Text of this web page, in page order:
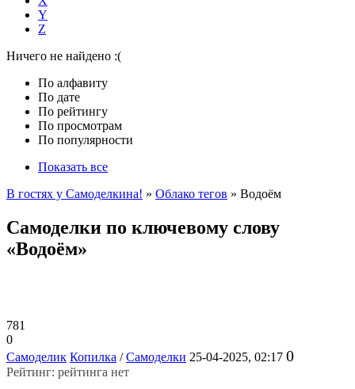
Y
Z
Ничего не найдено :(
По алфавиту
По дате
По рейтингу
По просмотрам
По популярности
Показать все
В гостях у Самоделкина! » Облако тегов » Водоём
Самоделки по ключевому слову
«Водоём»
781
0
Самоделик Копилка /Самоделки 25-04-2025, 02:17 0
Рейтинг: рейтинга нет